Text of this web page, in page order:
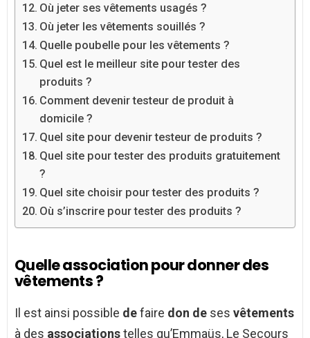
Où jeter ses vêtements usagés ?
Où jeter les vêtements souillés ?
Quelle poubelle pour les vêtements ?
Quel est le meilleur site pour tester des
produits ?
Comment devenir testeur de produit à
domicile ?
Quel site pour devenir testeur de produits ?
Quel site pour tester des produits gratuitement
?
Quel site choisir pour tester des produits ?
Où s’inscrire pour tester des produits ?
Quelle association pour donner des
vêtements ?
Il est ainsi possible defaire don de ses vêtements
à des associationstelles qu’Emmaüs, Le Secours